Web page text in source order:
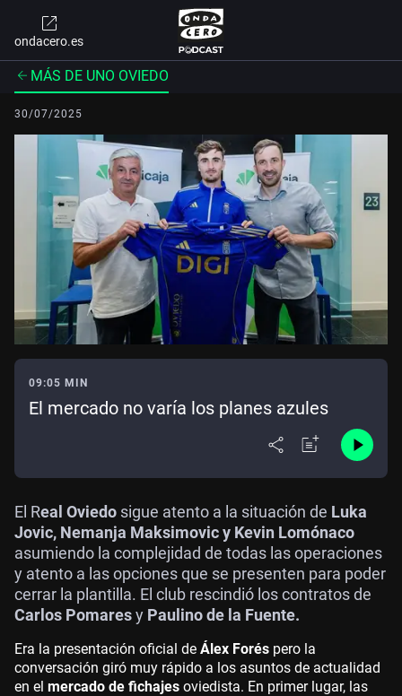
ondacero.es
MÁS DE UNO OVIEDO
30/07/2025
09:05 MIN
El mercado no varía los planes azules
El Real Oviedo sigue atento a la situación de Luka
Jovic, Nemanja Maksimovic y Kevin Lomónaco
asumiendo la complejidad de todas las operaciones
y atento a las opciones que se presenten para poder
cerrar la plantilla. El club rescindió los contratos de
Carlos Pomaresy Paulino de la Fuente.
Era la presentación oficial de Álex Forés pero la
conversación giró muy rápido a los asuntos de actualidad
en el mercado de fichajes oviedista. En primer lugar, las